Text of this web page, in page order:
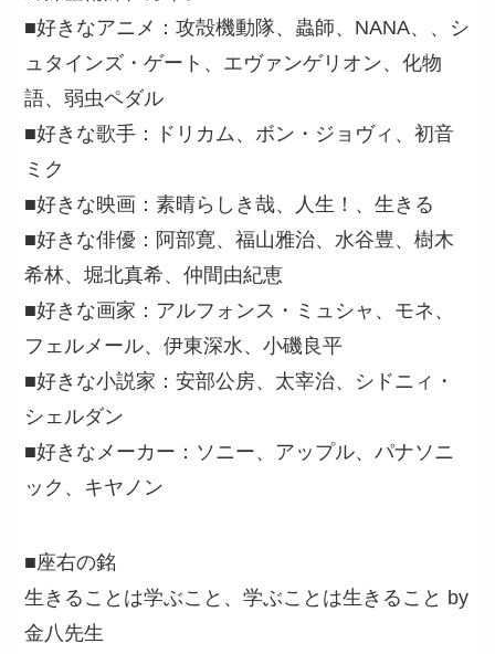
■好きなアニメ：攻殻機動隊、蟲師、NANA、、シ
ュタインズ・ゲート、エヴァンゲリオン、化物
語、弱虫ペダル
■好きな歌手：ドリカム、ボン・ジョヴィ、初音
ミク
■好きな映画：素晴らしき哉、人生！、生きる
■好きな俳優：阿部寛、福山雅治、水谷豊、樹木
希林、堀北真希、仲間由紀恵
■好きな画家：アルフォンス・ミュシャ、モネ、
フェルメール、伊東深水、小磯良平
■好きな小説家：安部公房、太宰治、シドニィ・
シェルダン
■好きなメーカー：ソニー、アップル、パナソニ
ック、キヤノン
■座右の銘
生きることは学ぶこと、学ぶことは生きること by
金八先生